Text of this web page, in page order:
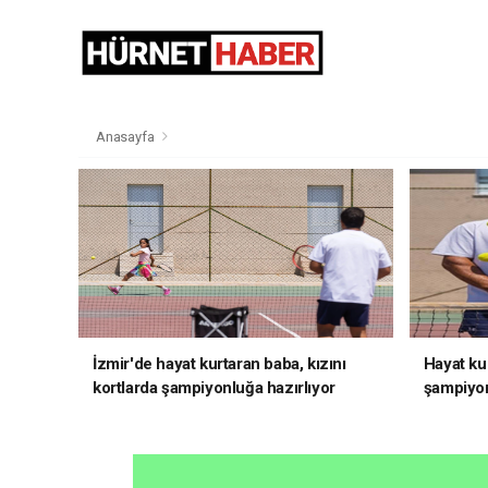
Anasayfa
İzmir'de hayat kurtaran baba, kızını
kortlarda şampiyonluğa hazırlıyor
Hayat